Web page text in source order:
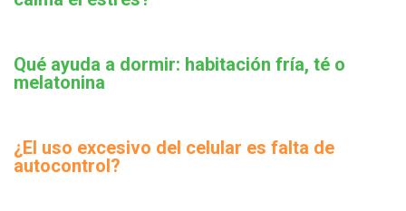
Qué ayuda a dormir: habitación fría, té o
melatonina
¿El uso excesivo del celular es falta de
autocontrol?